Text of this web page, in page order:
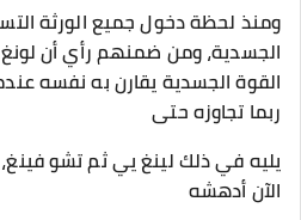
ومنذ لحظة دخول جميع الورثة
الجسدية، ومن ضمنهم رأي أن
القوة الجسدية يقارن به نفسه
ربما تجاوزه حتى
يليه في ذلك لينغ يي ثم تشو
الآن أدهشه